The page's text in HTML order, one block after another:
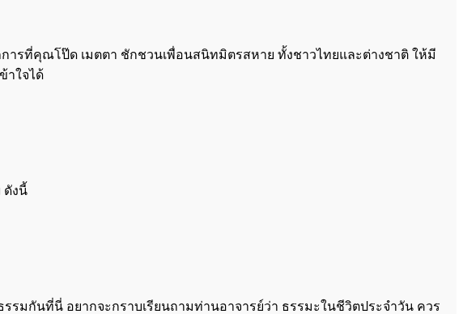
ารที่คุณโป๊ด เมตตา ชักชวนเพื่อนสนิทมิตรสหาย ทั้งชาวไทยและต่างชาติ ให้มี
าใจได้
ดังนี้
มกันที่นี่ อยากจะกราบเรียนถามท่านอาจารย์ว่า ธรรมะในชีวิตประจำวัน ควร